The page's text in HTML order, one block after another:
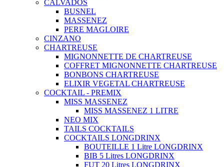
CALVADOS
BUSNEL
MASSENEZ
PERE MAGLOIRE
CINZANO
CHARTREUSE
MIGNONNETTE DE CHARTREUSE
COFFRET MIGNONNETTE CHARTREUSE
BONBONS CHARTREUSE
ELIXIR VEGETAL CHARTREUSE
COCKTAIL - PREMIX
MISS MASSENEZ
MISS MASSENEZ 1 LITRE
NEO MIX
TAILS COCKTAILS
COCKTAILS LONGDRINX
BOUTEILLE 1 Litre LONGDRINX
BIB 5 Litres LONGDRINX
FUT 20 Litres LONGDRINX